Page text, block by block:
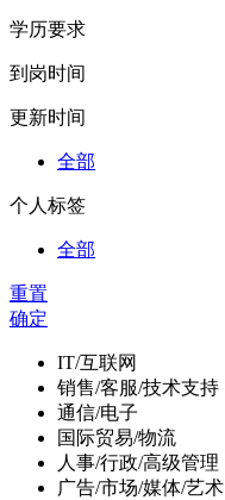
学历要求
到岗时间
更新时间
全部
个人标签
全部
重置
确定
IT/互联网
销售/客服/技术支持
通信/电子
国际贸易/物流
人事/行政/高级管理
广告/市场/媒体/艺术